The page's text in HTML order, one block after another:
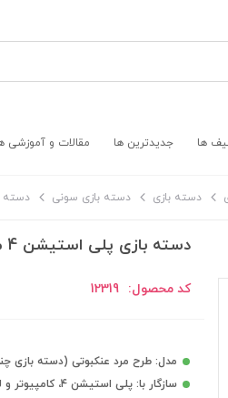
ها جدیدترین ها مقالات و آموزشی
دسته بازی دسته بازی سونی دسته
دسته بازی پلی استیشن 4 مدل مرد عنکبوتی
کد محصول: 12319
مدل: طرح مرد عنکبوتی (دسته بازی
سازگار با: پلی استیشن 4، کامپیوتر و لپتاپ، گوشی های هوشمند